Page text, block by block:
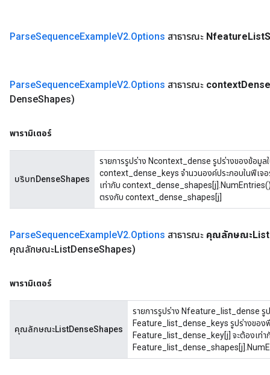
ParseSequenceExampleV2.Options สาธารณะ NfeatureList
ParseSequenceExampleV2.Options สาธารณะ contextDense
DenseShapes)
พารามิเตอร์
บริบทDenseShapes
รายการรูปร่าง Ncontext_dense รูปร่างของข้อมู
context_dense_keys จำนวนองค์ประกอบในฟีเ
เท่ากับ
ตรงกับ context_dense_shapes[j]
ParseSequenceExampleV2.Options สาธารณะ คุณลักษณะList
คุณลักษณะListDenseShapes)
พารามิเตอร์
คุณลักษณะListDenseShapes
รายการรูปร่าง Nfeature_list_dense รู
Feature_list_dense_keys รูปร่างของ
Feature_list_dense_key[j] จะต้องเท่า